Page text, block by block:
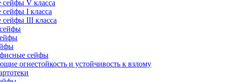
сейфы V класса
сейфы I класса
сейфы III класса
сейфы
огнестойкость и устойчивость к взлому